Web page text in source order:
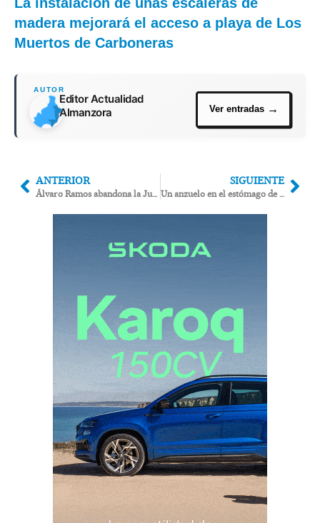
madera mejorará el acceso a playa de Los
Muertos de Carboneras
Editor Actualidad
Almanzora
ANTERIOR
Álvaro Ramos abandona la Junta de Gobierno de Garrucha por “irregularidades en las contrataciones» de verano
SIGUIENTE
Un anzuelo en el estómago de un perro mueve al PSOE de Mojácar a insistir en que se prohíba pescar en la playa canina